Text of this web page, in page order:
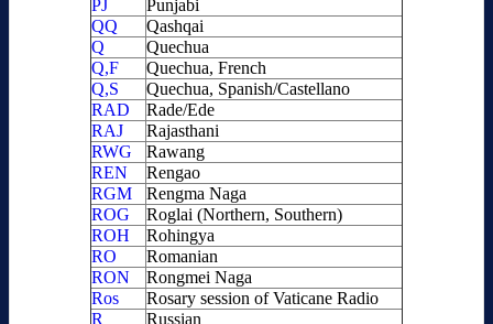
PJ
Punjabi
QQ
Qashqai
Q
Quechua
Q,F
Quechua, French
Q,S
Quechua, Spanish/Castellano
RAD
Rade/Ede
RAJ
Rajasthani
RWG
Rawang
REN
Rengao
RGM
Rengma Naga
ROG
Roglai (Northern, Southern)
ROH
Rohingya
RO
Romanian
RON
Rongmei Naga
Ros
Rosary session of Vaticane Radio
R
Russian